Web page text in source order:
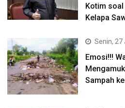
Kotim soal
Kelapa
Senin, 27
Emosi!!!
Sampah